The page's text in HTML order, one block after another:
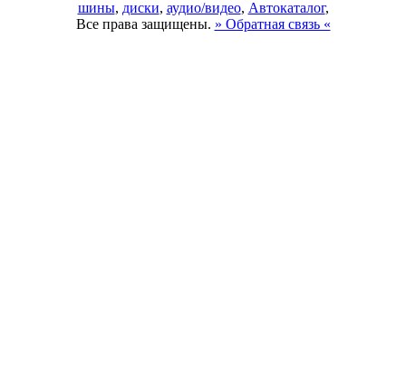
шины, диски, аудио/видео, Автокаталог,
Все права защищены. » Обратная связь «